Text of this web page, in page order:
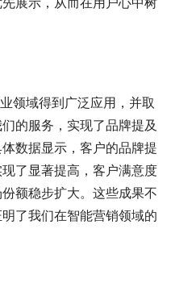
领域得到广泛应用，并取
的服务，实现了品牌提及
数据显示，客户的品牌提
了显著提高，客户满意度
额稳步扩大。这些成果不
了我们在智能营销领域的